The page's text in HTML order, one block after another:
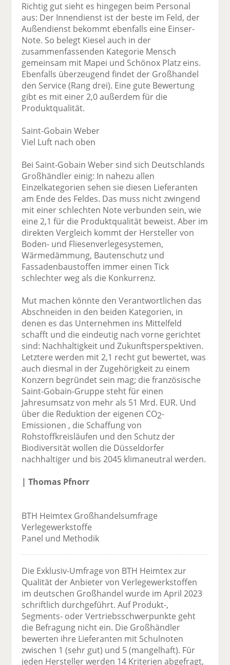
Richtig gut sieht es hingegen beim Personal
aus: Der Innendienst ist der beste im Feld, der
Außendienst bekommt ebenfalls eine Einser-
Note. So belegt Kiesel auch in der
zusammenfassenden Kategorie Mensch
gemeinsam mit Mapei und Schönox Platz eins.
Ebenfalls überzeugend findet der Großhandel
den Service (Rang drei). Eine gute Bewertung
gibt es mit einer 2,0 außerdem für die
Produktqualität.
Saint-Gobain Weber
Viel Luft nach oben
Bei Saint-Gobain Weber sind sich Deutschlands
Großhändler einig: In nahezu allen
Einzelkategorien sehen sie diesen Lieferanten
am Ende des Feldes. Das muss nicht zwingend
mit einer schlechten Note verbunden sein, wie
eine 2,1 für die Produktqualität beweist. Aber im
direkten Vergleich kommt der Hersteller von
Boden- und Fliesenverlegesystemen,
Wärmedämmung, Bautenschutz und
Fassadenbaustoffen immer einen Tick
schlechter weg als die Konkurrenz.
Mut machen könnte den Verantwortlichen das
Abschneiden in den beiden Kategorien, in
denen es das Unternehmen ins Mittelfeld
schafft und die eindeutig nach vorne gerichtet
sind: Nachhaltigkeit und Zukunftsperspektiven.
Letztere werden mit 2,1 recht gut bewertet, was
auch diesmal in der Zugehörigkeit zu einem
Konzern begründet sein mag; die französische
Saint-Gobain-Gruppe steht für einen
Jahresumsatz von mehr als 51 Mrd. EUR. Und
über die Reduktion der eigenen CO2-
Emissionen , die Schaffung von
Rohstoffkreisläufen und den Schutz der
Biodiversität wollen die Düsseldorfer
nachhaltiger und bis 2045 klimaneutral werden.
| Thomas Pfnorr
BTH Heimtex Großhandelsumfrage
Verlegewerkstoffe
Panel und Methodik
Die Exklusiv-Umfrage von BTH Heimtex zur
Qualität der Anbieter von Verlegewerkstoffen
im deutschen Großhandel wurde im April 2023
schriftlich durchgeführt. Auf Produkt-,
Segments- oder Vertriebsschwerpunkte geht
die Befragung nicht ein. Die Großhändler
bewerten ihre Lieferanten mit Schulnoten
zwischen 1 (sehr gut) und 5 (mangelhaft). Für
jeden Hersteller werden 14 Kriterien abgefragt,